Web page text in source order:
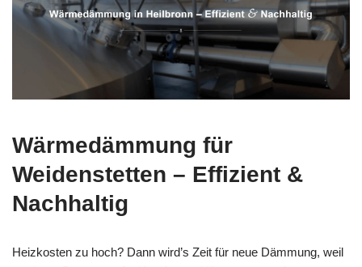
Wärmedämmung für
Weidenstetten – Effizient &
Nachhaltig
Heizkosten zu hoch? Dann wird’s Zeit für neue Dämmung, weil